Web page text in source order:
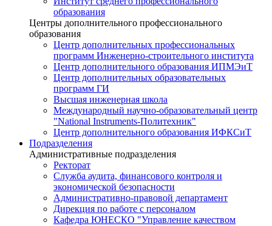
образования
Центры дополнительного профессионального
образования
Центр дополнительных профессиональных
программ Инженерно-строительного института
Центр дополнительного образования ИПМЭиТ
Центр дополнительных образовательных
программ ГИ
Высшая инженерная школа
Международный научно-образовательный центр
"National Instruments-Политехник"
Центр дополнительного образования ИФКСиТ
Подразделения
Административные подразделения
Ректорат
Служба аудита, финансового контроля и
экономической безопасности
Административно-правовой департамент
Дирекция по работе с персоналом
Кафедра ЮНЕСКО "Управление качеством